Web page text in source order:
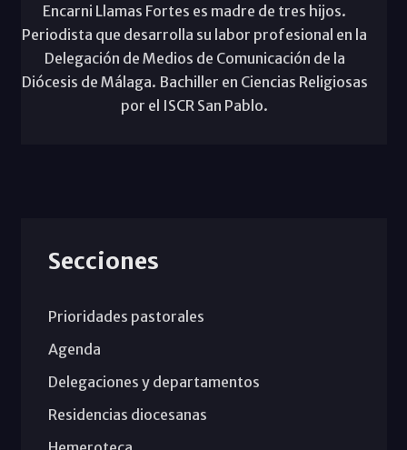
Encarni Llamas Fortes es madre de tres hijos.
Periodista que desarrolla su labor profesional en la
Delegación de Medios de Comunicación de la
Diócesis de Málaga. Bachiller en Ciencias Religiosas
por el ISCR San Pablo.
Secciones
Prioridades pastorales
Agenda
Delegaciones y departamentos
Residencias diocesanas